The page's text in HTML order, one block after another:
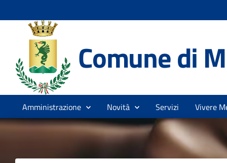
Comune di
Amministrazione Novità Servizi Vivere